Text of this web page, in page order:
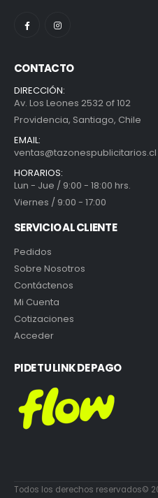
CONTACTO
DIRECCIÓN:
Av. Los Leones 2532 of 102
Providencia, Santiago, Chile
EMAIL:
ventas@tazonespublicitarios.cl
HORARIOS:
Lun - Jue / 9:00 - 18:00 hrs.
Viernes / 9:00 - 17:00
SERVICIO AL CLIENTE
Pedidos
Sobre Nosotros
Contáctenos
Mi Cuenta
Cotizaciones
Acceder
PIDE TU LINK DE PAGO
Todos los derechos reservados©